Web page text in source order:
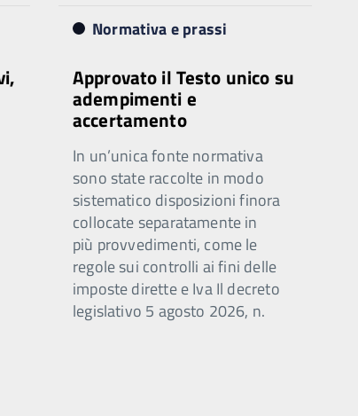
Normativa e prassi
Approvato il Testo unico su
adempimenti e
accertamento
In un’unica fonte normativa
sono state raccolte in modo
sistematico disposizioni finora
collocate separatamente in
più provvedimenti, come le
regole sui controlli ai fini delle
imposte dirette e Iva Il decreto
legislativo 5 agosto 2026, n.